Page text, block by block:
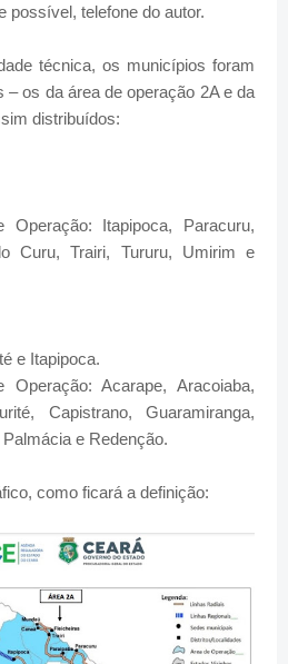
possível, telefone do autor.
técnica, os municípios foram
– os da área de operação 2A e da
distribuídos:
Itapipoca, Paracuru,
Curu, Trairi, Tururu, Umirim e
e Itapipoca.
Acarape, Aracoiaba,
Capistrano, Guaramiranga,
e Redenção.
como ficará a definição: